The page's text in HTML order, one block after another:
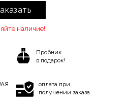
наличие!
Пробник
в подарок!
оплата при
получении заказа